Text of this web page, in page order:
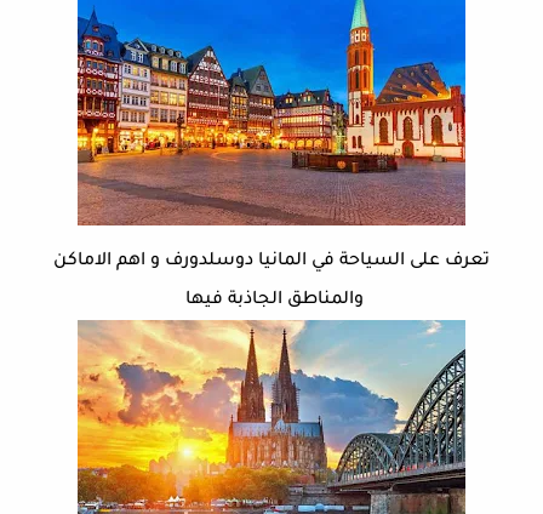
تعرف على السياحة في المانيا دوسلدورف و اهم الاماكن
والمناطق الجاذبة فيها